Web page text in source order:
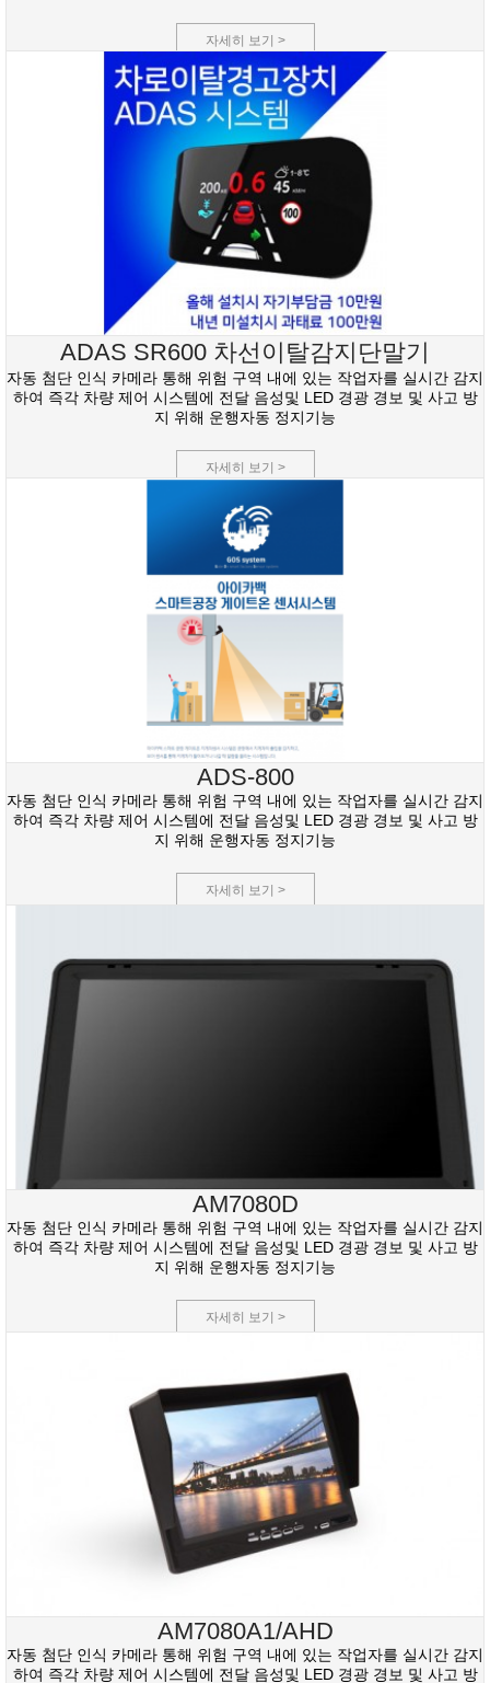
자세히 보기 >
ADAS SR600 차선이탈감지단말기
자동 첨단 인식 카메라 통해 위험 구역 내에 있는 작업자를 실시간 감지
하여 즉각 차량 제어 시스템에 전달 음성및 LED 경광 경보 및 사고 방
지 위해 운행자동 정지기능
자세히 보기 >
ADS-800
자동 첨단 인식 카메라 통해 위험 구역 내에 있는 작업자를 실시간 감지
하여 즉각 차량 제어 시스템에 전달 음성및 LED 경광 경보 및 사고 방
지 위해 운행자동 정지기능
자세히 보기 >
AM7080D
자동 첨단 인식 카메라 통해 위험 구역 내에 있는 작업자를 실시간 감지
하여 즉각 차량 제어 시스템에 전달 음성및 LED 경광 경보 및 사고 방
지 위해 운행자동 정지기능
자세히 보기 >
AM7080A1/AHD
자동 첨단 인식 카메라 통해 위험 구역 내에 있는 작업자를 실시간 감지
하여 즉각 차량 제어 시스템에 전달 음성및 LED 경광 경보 및 사고 방